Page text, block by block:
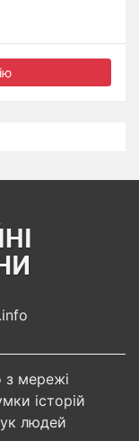
з мережі
історій
людей